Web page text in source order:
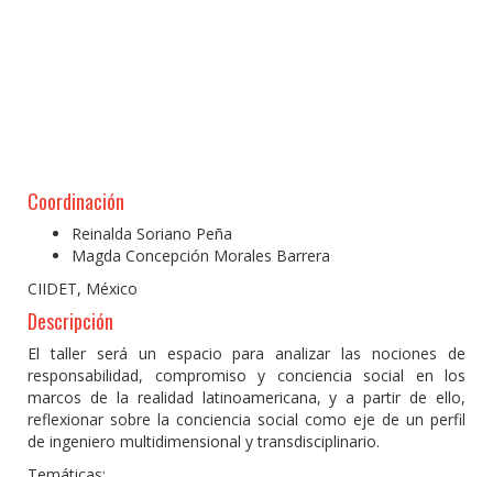
Coordinación
Reinalda Soriano Peña
Magda Concepción Morales Barrera
CIIDET, México
Descripción
El taller será un espacio para analizar las nociones de
responsabilidad, compromiso y conciencia social en los
marcos de la realidad latinoamericana, y a partir de ello,
reflexionar sobre la conciencia social como eje de un perfil
de ingeniero multidimensional y transdisciplinario.